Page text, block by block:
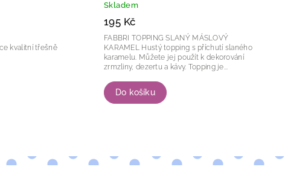
Skladem
195 Kč
Do košíku
FABBRI TOPPING SLANÝ MÁSLOVÝ
KARAMEL Hustý topping s příchutí slaného
karamelu. Můžete jej použít k dekorování
zrmzliny, dezertu a kávy. Topping je...